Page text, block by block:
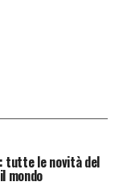
tutte le novità del
mondo